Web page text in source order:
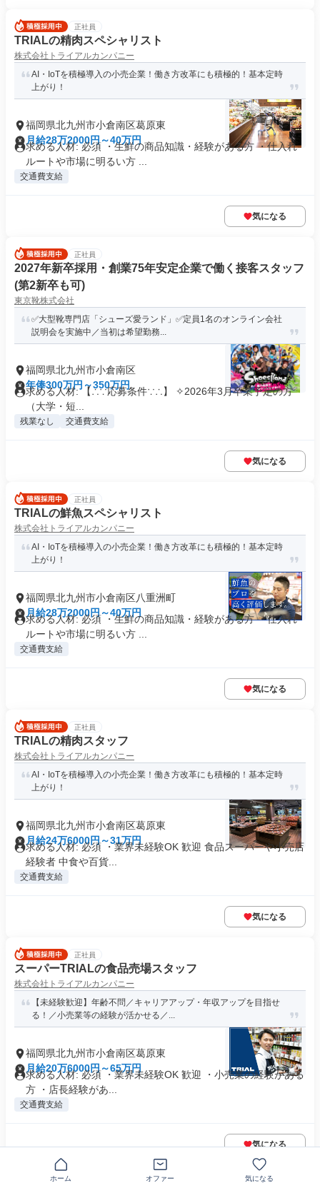
正社員
TRIALの精肉スペシャリスト
株式会社トライアルカンパニー
AI・IoTを積極導入の小売企業！働き方改革にも積極的！基本定時
上がり！
福岡県北九州市小倉南区葛原東
月給28万2000円～40万円
求める人材: 必須 ・生鮮の商品知識・経験がある方 ・仕入れ
ルートや市場に明るい方 ...
交通費支給
気になる
正社員
2027年新卒採用・創業75年安定企業で働く接客スタッフ
(第2新卒も可)
東京靴株式会社
✅大型靴専門店「シューズ愛ランド」✅定員1名のオンライン会社
説明会を実施中／当初は希望勤務...
福岡県北九州市小倉南区
年俸300万円～350万円
求める人材: 【∴∵応募条件∵∴】 ✧2026年3月卒業予定の方
（大学・短...
残業なし 交通費支給
気になる
正社員
TRIALの鮮魚スペシャリスト
株式会社トライアルカンパニー
AI・IoTを積極導入の小売企業！働き方改革にも積極的！基本定時
上がり！
福岡県北九州市小倉南区八重洲町
月給28万2000円～40万円
求める人材: 必須 ・生鮮の商品知識・経験がある方 ・仕入れ
ルートや市場に明るい方 ...
交通費支給
気になる
正社員
TRIALの精肉スタッフ
株式会社トライアルカンパニー
AI・IoTを積極導入の小売企業！働き方改革にも積極的！基本定時
上がり！
福岡県北九州市小倉南区葛原東
月給24万6000円～31万円
求める人材: 必須 ・業界未経験OK 歓迎 食品スーパーや小売店
経験者 中食や百貨...
交通費支給
気になる
正社員
スーパーTRIALの食品売場スタッフ
株式会社トライアルカンパニー
【未経験歓迎】年齢不問／キャリアアップ・年収アップを目指せ
る！／小売業等の経験が活かせる／...
福岡県北九州市小倉南区葛原東
月給20万6000円～65万円
求める人材: 必須 ・業界未経験OK 歓迎 ・小売業の経験がある
方 ・店長経験があ...
交通費支給
気になる
ホーム オファー 気になる